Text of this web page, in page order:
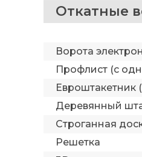
Откатные
Ворота
Профлист (с
Евроштакетник
Деревянный
Строганная
Решетка